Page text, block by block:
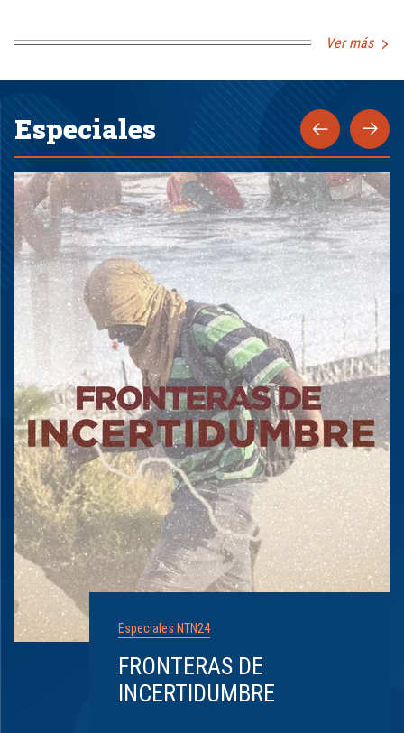
Ver más
Especiales
Especiales NTN24
FRONTERAS DE
INCERTIDUMBRE